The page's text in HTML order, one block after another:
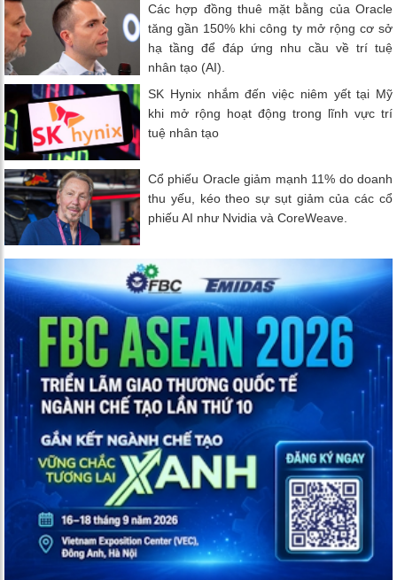
Các hợp đồng thuê mặt bằng của Oracle
tăng gần 150% khi công ty mở rộng cơ sở
hạ tầng để đáp ứng nhu cầu về trí tuệ
nhân tạo (AI).
SK Hynix nhắm đến việc niêm yết tại Mỹ
khi mở rộng hoạt động trong lĩnh vực trí
tuệ nhân tạo
Cổ phiếu Oracle giảm mạnh 11% do doanh
thu yếu, kéo theo sự sụt giảm của các cổ
phiếu AI như Nvidia và CoreWeave.